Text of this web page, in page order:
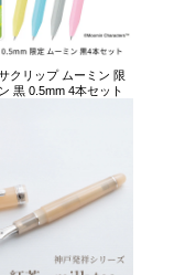
クリップ ムーミン 限
黒 0.5mm 4本セット